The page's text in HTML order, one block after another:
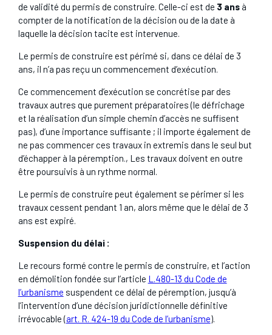
de validité du permis de construire. Celle-ci est de 3 ansà
compter de la notification de la décision ou de la date à
laquelle la décision tacite est intervenue.
Le permis de construire est périmé si, dans ce délai de 3
ans, il n’a pas reçu un commencement d’exécution.
Ce commencement d’exécution se concrétise par des
travaux autres que purement préparatoires (le défrichage
et la réalisation d’un simple chemin d’accès ne suffisent
pas), d’une importance suffisante ; il importe également de
ne pas commencer ces travaux in extremis dans le seul but
d’échapper à la péremption., Les travaux doivent en outre
être poursuivis à un rythme normal.
Le permis de construire peut également se périmer si les
travaux cessent pendant 1 an, alors même que le délai de 3
ans est expiré.
Suspension du délai :
Le recours formé contre le permis de construire, et l’action
en démolition fondée sur l’article L.480-13 du Code de
l’urbanisme suspendent ce délai de péremption, jusqu’à
l’intervention d’une décision juridictionnelle définitive
irrévocable (art. R. 424-19 du Code de l’urbanisme).